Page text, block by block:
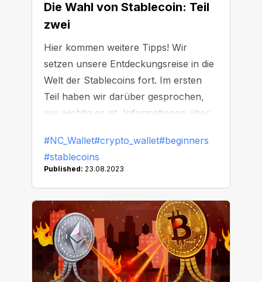
Die Wahl von Stablecoin: Teil
zwei
Hier kommen weitere Tipps! Wir
setzen unsere Entdeckungsreise in die
Welt der Stablecoins fort. Im ersten
Teil haben wir darüber gesprochen,
wie wichtig es ist, Informationen über
Stablecoins herausgibt: über das
Geschäftsmodell sowie über den
Unternehmen gelten. Heute behandeln
wir drei weitere Punkte, die Sie
bedenken sollten.
#NC_Wallet#crypto_wallet#beginners
#stablecoins
Published: 23.08.2023